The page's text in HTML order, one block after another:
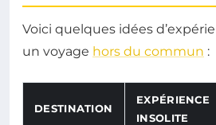
Voici quelques idées
un voyage hors du commun :
DESTINATION
EXPÉRIENCE
INSOLITE